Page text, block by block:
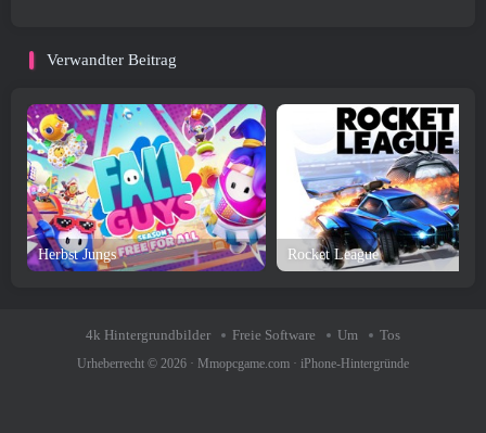
Verwandter Beitrag
Herbst Jungs Rocket League
4k Hintergrundbilder Freie Software Um Tos
Urheberrecht © 2026 · Mmopcgame.com · iPhone-Hintergründe